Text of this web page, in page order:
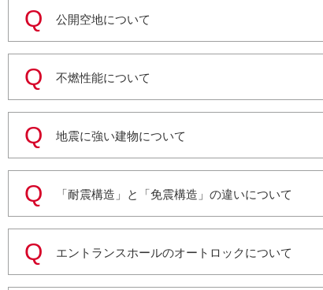
公開空地について
不燃性能について
地震に強い建物について
「耐震構造」と「免震構造」の違いについて
エントランスホールのオートロックについて